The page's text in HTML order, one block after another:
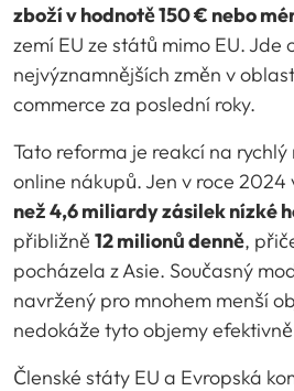
zboží v hodnotě 150 € nebo
zemí EU ze států mimo EU. Jde
nejvýznamnějších změn v
commerce za poslední roky.
Tato reforma je reakcí na
online nákupů. Jen v roce 2024
než 4,6 miliardy zásilek nízké
přibližně 12 milionů denně,
pocházela z Asie. Současný
navržený pro mnohem menší
nedokáže tyto objemy
Členské státy EU a Evropská